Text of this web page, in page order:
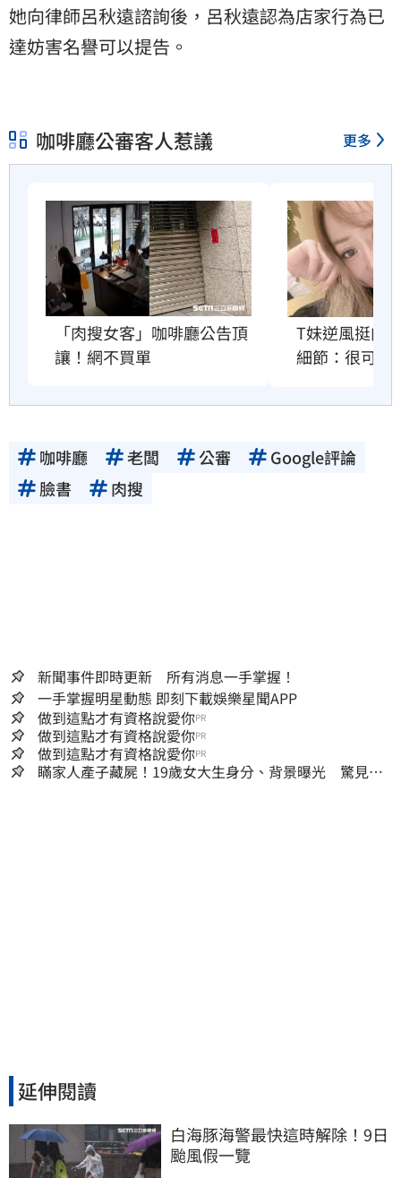
她向律師呂秋遠諮詢後，呂秋遠認為店家行為已
達妨害名譽可以提告。
咖啡廳公審客人惹議 更多
「肉搜女客」咖啡廳公告頂
讓！網不買單
T妹逆風挺肉
細節：很可悲
咖啡廳 老闆 公審
Google評論
臉書
肉搜
新聞事件即時更新 所有消息一手掌握！
一手掌握明星動態 即刻下載娛樂星聞APP
做到這點才有資格說愛你PR
做到這點才有資格說愛你PR
做到這點才有資格說愛你PR
瞞家人產子藏屍！19歲女大生身分、背景曝光 驚見
延伸閱讀
白海豚海警最快這時解除！9日
颱風假一覽